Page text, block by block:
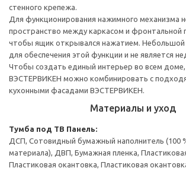
стенного крепежа.
Для функционирования нажимного механизма
пространство между каркасом и фронтальной
чтобы ящик открывался нажатием. Небольшой
для обеспечения этой функции и не является
Чтобы создать единый интерьер во всем
ВЭСТЕРВИКЕН можно комбинировать с
кухонными фасадами ВЭСТЕРВИКЕН.
Материалы и уход
Тумба под ТВ Панель:
ДСП, Сотовидный бумажный наполнитель (100
материала), ДВП, Бумажная пленка,
Пластиковая окантовка, Пластиковая